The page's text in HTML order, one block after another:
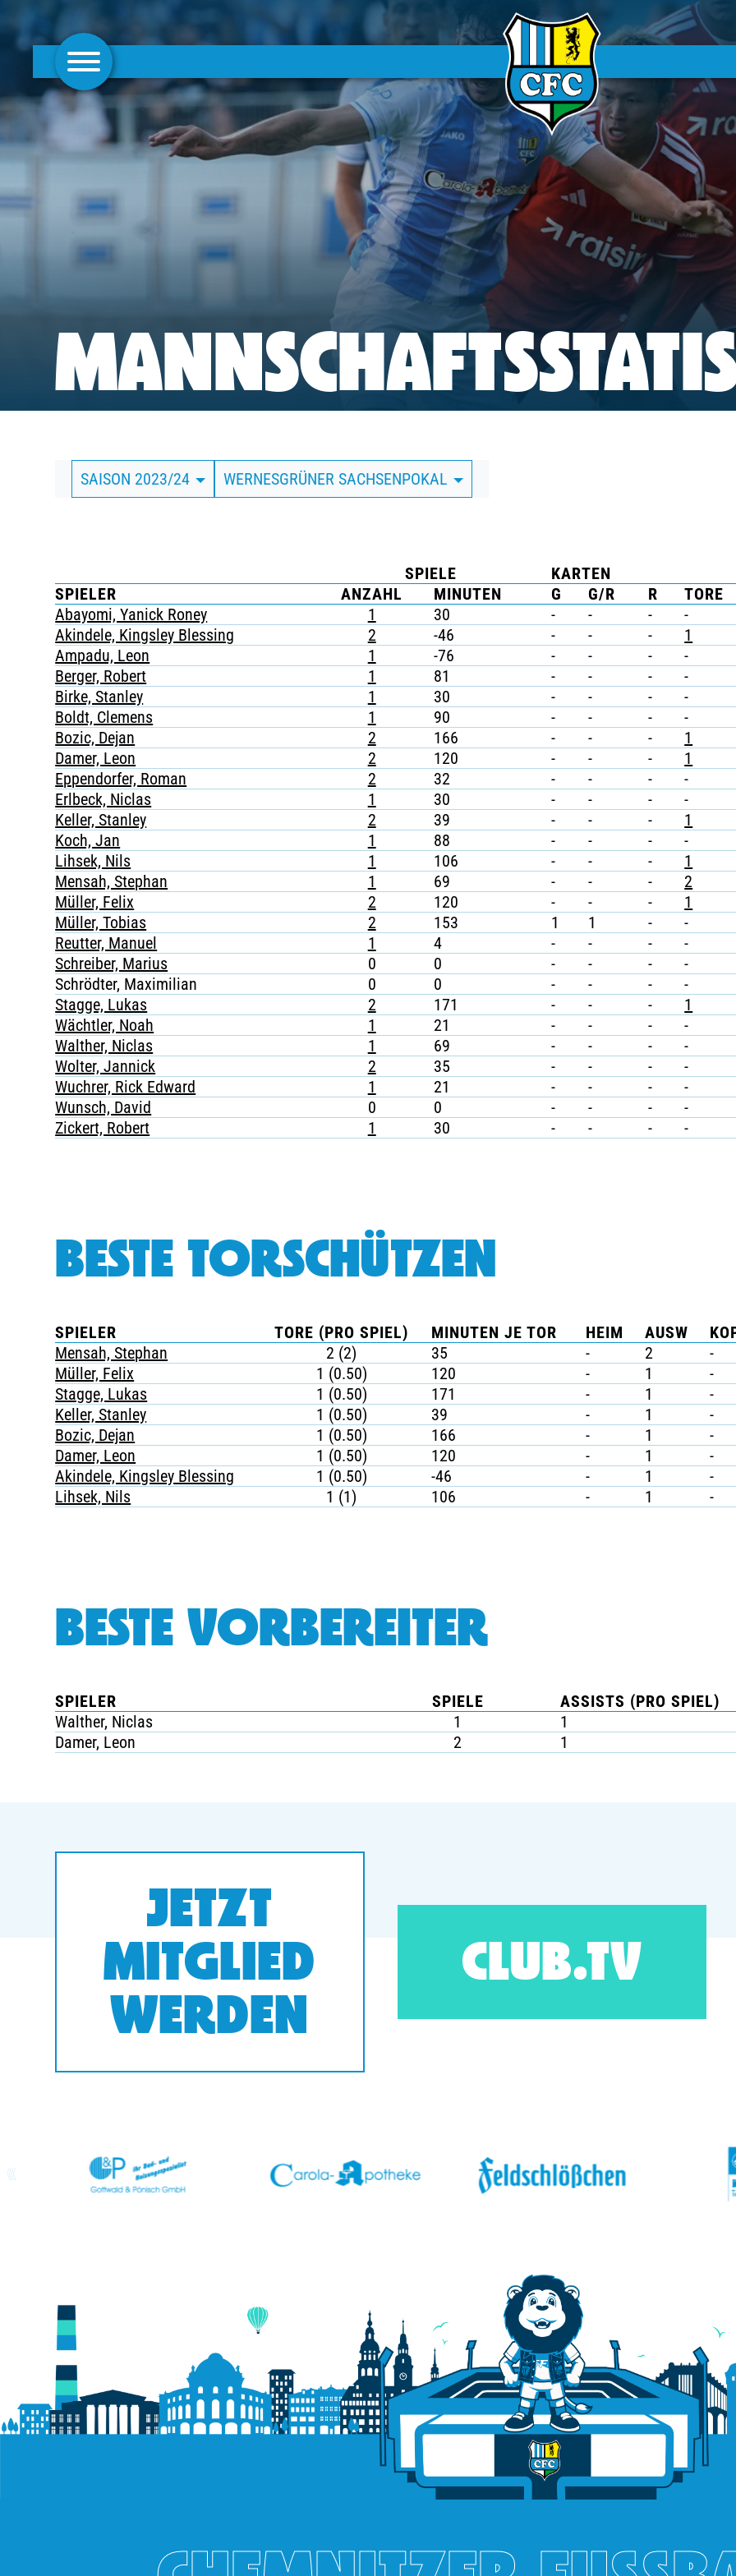
AKTUELLES
FRAUEN
CLUBMITGLIEDSCHAFT
BUSINESS
SÜDKURVE
TICKETING
SAISON 2023/24 WERNESGRÜNER SACHSENPOKAL
SPIELE KARTEN
SPIELER
ANZAHL MINUTEN G G/R R TORE
Abayomi, Yanick Roney
1 30 - - - -
Akindele, Kingsley Blessing
2 -46 - - - 1
Ampadu, Leon
1 -76 - - - -
Berger, Robert
1 81 - - - -
Birke, Stanley
1 30 - - - -
Boldt, Clemens
1 90 - - - -
Bozic, Dejan
2 166 - - - 1
Damer, Leon
2 120 - - - 1
Eppendorfer, Roman
2 32 - - - -
Erlbeck, Niclas
1 30 - - - -
Keller, Stanley
2 39 - - - 1
Koch, Jan
1 88 - - - -
Lihsek, Nils
1 106 - - - 1
Mensah, Stephan
1 69 - - - 2
Müller, Felix
2 120 - - - 1
Müller, Tobias
2 153 1 1 - -
Reutter, Manuel
1 4 - - - -
Schreiber, Marius
0 0 - - - -
Schrödter, Maximilian
0 0 - - - -
Stagge, Lukas
2 171 - - - 1
Wächtler, Noah
1 21 - - - -
Walther, Niclas
1 69 - - - -
Wolter, Jannick
2 35 - - - -
Wuchrer, Rick Edward
1 21 - - - -
Wunsch, David
0 0 - - - -
Zickert, Robert
1 30 - - - -
BESTE TORSCHÜTZEN
SPIELER TORE (PRO SPIEL) MINUTEN JE TOR HEIM AUSW
Mensah, Stephan
2 (2) 35 - 2 -
Müller, Felix
1 (0.50) 120 - 1 -
Stagge, Lukas
1 (0.50) 171 - 1 -
Keller, Stanley
1 (0.50) 39 - 1 -
Bozic, Dejan
1 (0.50) 166 - 1 -
Damer, Leon
1 (0.50) 120 - 1 -
Akindele, Kingsley Blessing
1 (0.50) -46 - 1 -
Lihsek, Nils
1 (1) 106 - 1 -
BESTE VORBEREITER
SPIELER SPIELE
ASSISTS (PRO SPIEL)
Walther, Niclas
1
1
Damer, Leon
2 1
JETZT
MITGLIED
WERDEN
CLUB.TV
prev